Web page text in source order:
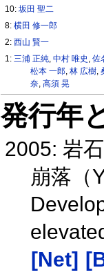
10:坂田 聖二
8:横田 修一郎
2:西山 賢一
1:三浦 正純,中村 唯史 ,佐
松本 一郎, 林 広樹,
奈, 高須 晃
発行年
2005: 岩
崩落（
[Net]